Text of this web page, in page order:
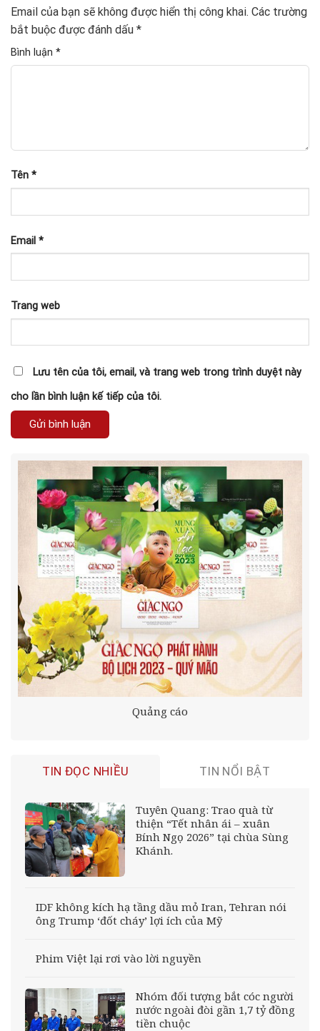
Email của bạn sẽ không được hiển thị công khai. Các trường
bắt buộc được đánh dấu *
Bình luận *
Tên *
Email *
Trang web
Lưu tên của tôi, email, và trang web trong trình duyệt này
cho lần bình luận kế tiếp của tôi.
Quảng cáo
TIN ĐỌC NHIỀU TIN NỔI BẬT
Tuyên Quang: Trao quà từ
thiện “Tết nhân ái – xuân
Bính Ngọ 2026” tại chùa Sùng
Khánh.
IDF không kích hạ tầng dầu mỏ Iran, Tehran nói
ông Trump ‘đốt cháy’ lợi ích của Mỹ
Phim Việt lại rơi vào lời nguyền
Nhóm đối tượng bắt cóc người
nước ngoài đòi gần 1,7 tỷ đồng
tiền chuộc